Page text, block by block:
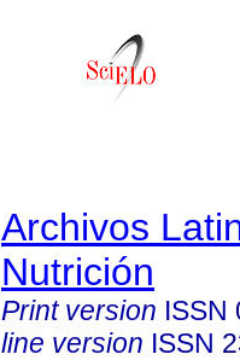
Archivos
Nutrición
Print version ISSN
line version ISSN